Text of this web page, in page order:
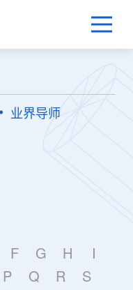
业界导师
F G H
I
P Q R
S